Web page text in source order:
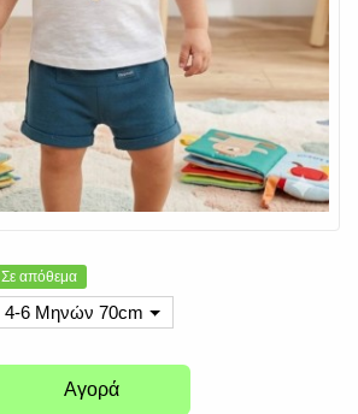
Σε απόθεμα
4-6 Μηνών 70cm
Αγορά